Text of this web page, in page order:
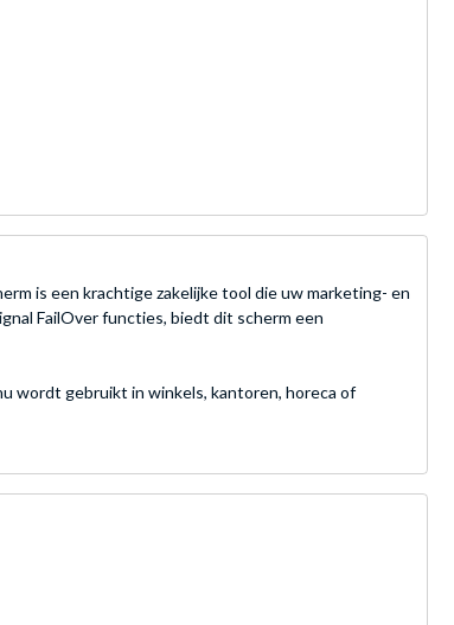
is een krachtige zakelijke tool die uw marketing- en
FailOver functies, biedt dit scherm een
wordt gebruikt in winkels, kantoren, horeca of